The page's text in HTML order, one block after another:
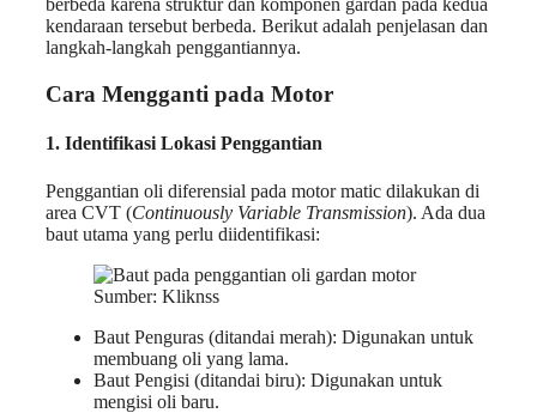
berbeda karena struktur dan komponen gardan pada kedua
kendaraan tersebut berbeda. Berikut adalah penjelasan dan
langkah-langkah penggantiannya.
Cara Mengganti pada Motor
1. Identifikasi Lokasi Penggantian
Penggantian oli diferensial pada motor matic dilakukan di
area CVT (Continuously Variable Transmission). Ada dua
baut utama yang perlu diidentifikasi:
Sumber: Kliknss
Baut Penguras (ditandai merah): Digunakan untuk
membuang oli yang lama.
Baut Pengisi (ditandai biru): Digunakan untuk
mengisi oli baru.